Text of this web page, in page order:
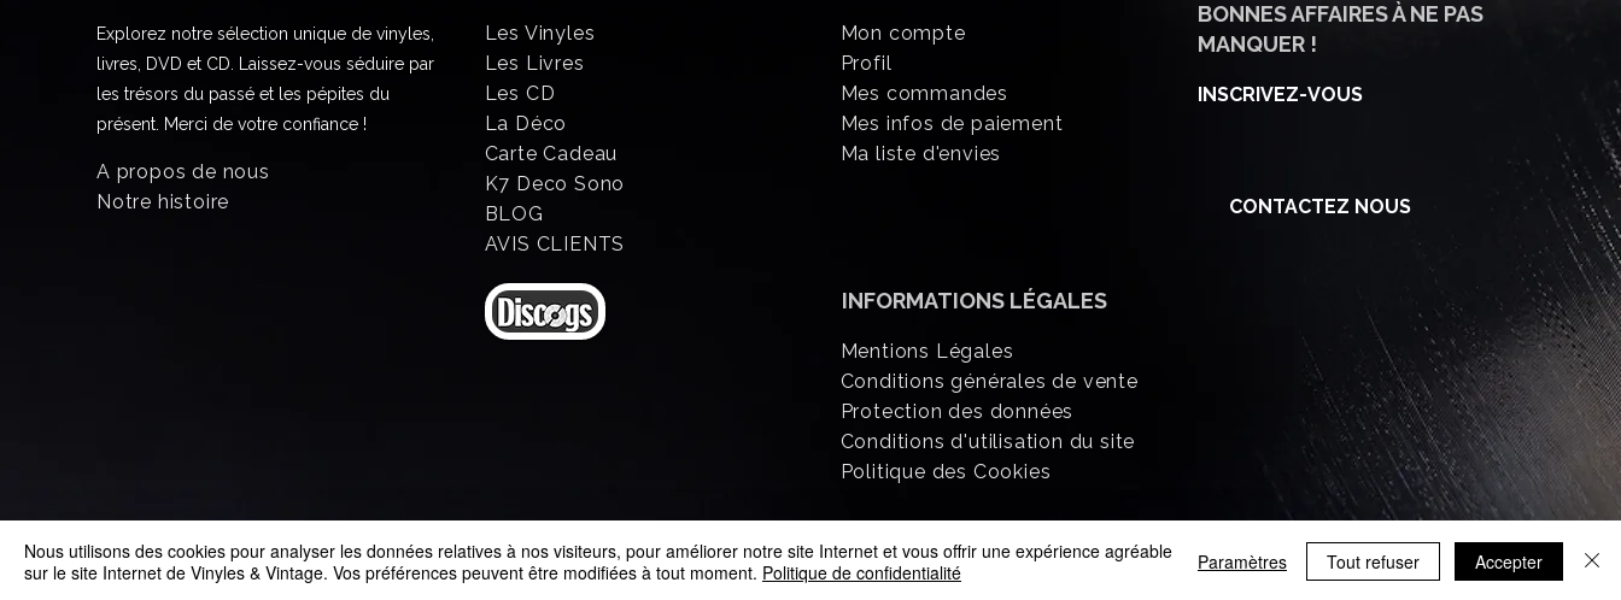
Explorez notre sélection unique de vinyles,
livres, DVD et CD. Laissez-vous séduire par
les trésors du passé et les pépites du
présent. Merci de votre confiance !
A propos de nous
Notre histoire
Les Vinyles
Les Livres
Les CD
La Déco
Carte Cadeau
K7 Deco Sono
BLOG
AVIS CLIENTS
Mon compte
Profil
Mes commandes
Mes infos de paiement
Ma liste d'envies
INFORMATIONSLÉGALES
Mentions Légales
Conditions générales de vente
Protection des données
Conditions d'utilisation du site
Politique des Cookies
BONNES AFFAIRES À NE PAS
MANQUER !
INSCRIVEZ-VOUS
CONTACTEZ NOUS
© 2025 Vinyles & Vintage
Nous utilisons des cookies pour analyser les données relatives à nos visiteurs, pour améliorer notre site Internet et vous offrir une expérience agréable
sur le site Internet de Vinyles & Vintage. Vos préférences peuvent être modifiées à tout moment. Politique de confidentialité Paramètres Tout refuser Accepter